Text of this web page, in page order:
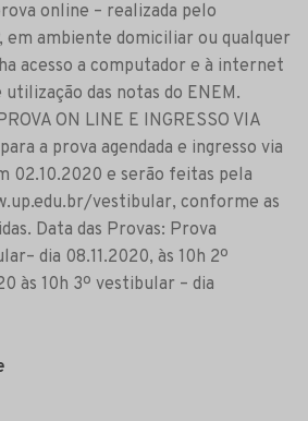
online – realizada pelo
em ambiente domiciliar ou qualquer
acesso a computador e à internet
das notas do ENEM.
ON LINE E INGRESSO VIA
a prova agendada e ingresso via
02.10.2020 e serão feitas pela
vestibular, conforme as
Data das Provas: Prova
dia 08.11.2020, às 10h 2º
às 10h 3º vestibular – dia